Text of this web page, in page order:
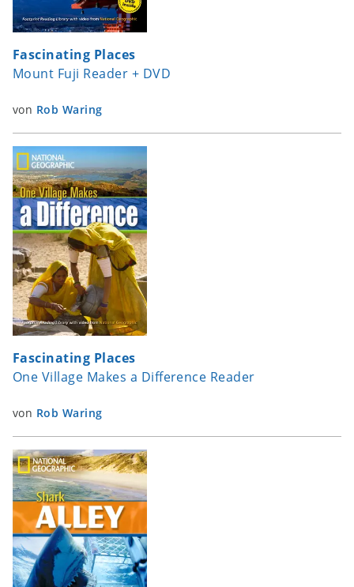
Fascinating Places
Mount Fuji Reader + DVD
von Rob Waring
Fascinating Places
One Village Makes a Difference Reader
von Rob Waring